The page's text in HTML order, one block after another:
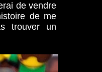
de vendre
de me
trouver un